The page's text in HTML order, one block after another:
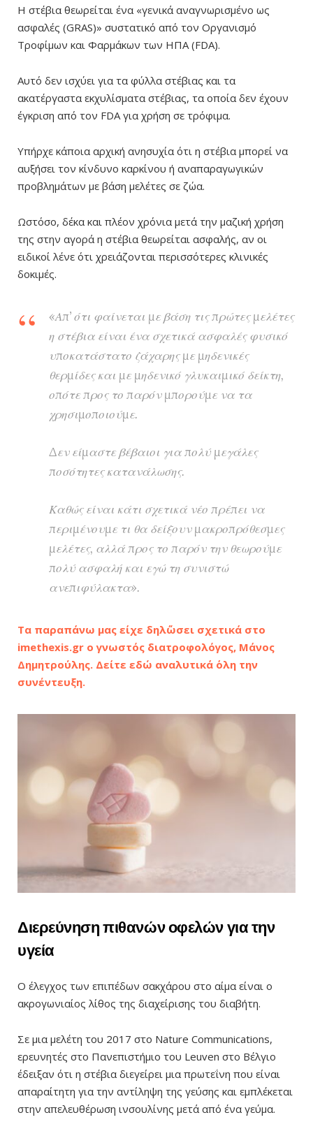
Η στέβια θεωρείται ένα «γενικά αναγνωρισμένο ως
ασφαλές (GRAS)» συστατικό από τον Οργανισμό
Τροφίμων και Φαρμάκων των ΗΠΑ (FDA).
Αυτό δεν ισχύει για τα φύλλα στέβιας και τα
ακατέργαστα εκχυλίσματα στέβιας, τα οποία δεν έχουν
έγκριση από τον FDA για χρήση σε τρόφιμα.
Υπήρχε κάποια αρχική ανησυχία ότι η στέβια μπορεί να
αυξήσει τον κίνδυνο καρκίνου ή αναπαραγωγικών
προβλημάτων με βάση μελέτες σε ζώα.
Ωστόσο, δέκα και πλέον χρόνια μετά την μαζική χρήση
της στην αγορά η στέβια θεωρείται ασφαλής, αν οι
ειδικοί λένε ότι χρειάζονται περισσότερες κλινικές
δοκιμές.
«Απ’ ότι φαίνεται με βάση τις πρώτες μελέτες
η στέβια είναι ένα σχετικά ασφαλές φυσικό
υποκατάστατο ζάχαρης με μηδενικές
θερμίδες και με μηδενικό γλυκαιμικό δείκτη,
οπότε προς το παρόν μπορούμε να τα
χρησιμοποιούμε.
Δεν είμαστε βέβαιοι για πολύ μεγάλες
ποσότητες κατανάλωσης.
Καθώς είναι κάτι σχετικά νέο πρέπει να
περιμένουμε τι θα δείξουν μακροπρόθεσμες
μελέτες, αλλά προς το παρόν την θεωρούμε
πολύ ασφαλή και εγώ τη συνιστώ
ανεπιφύλακτα».
Τα παραπάνω μας είχε δηλ΄ώσει σχετικά στο
imethexis.gr ο γνωστός διατροφολόγος, Μάνος
Δημητρούλης. Δείτε εδώ αναλυτικά ΄ολη την
συνέντευξη.
Διερεύνηση πιθανών οφελών για την
υγεία
Ο έλεγχος των επιπέδων σακχάρου στο αίμα είναι ο
ακρογωνιαίος λίθος της διαχείρισης του διαβήτη.
Σε μια μελέτη του 2017 στο Nature Communications,
ερευνητές στο Πανεπιστήμιο του Leuven στο Βέλγιο
έδειξαν ότι η στέβια διεγείρει μια πρωτεΐνη που είναι
απαραίτητη για την αντίληψη της γεύσης και εμπλέκεται
στην απελευθέρωση ινσουλίνης μετά από ένα γεύμα.